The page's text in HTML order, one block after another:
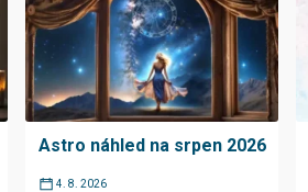
Astro náhled na srpen 2026
4. 8. 2026